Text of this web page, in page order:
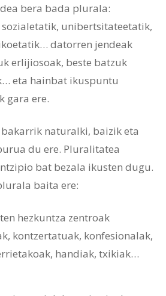
bera bada plurala:
unibertsitateetatik,
datorren jendeak
erlijiosoak, beste batzuk
eta hainbat ikuspuntu
gara ere.
naturalki, baizik eta
du ere. Pluralitatea
bat bezala ikusten dugu.
baita ere:
hezkuntza zentroak
kontzertatuak, konfesionalak,
handiak, txikiak…